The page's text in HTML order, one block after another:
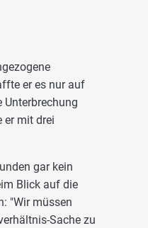
er es nur auf
Unterbrechung
er mit drei
gar kein
Blick auf die
"Wir müssen
Sache zu